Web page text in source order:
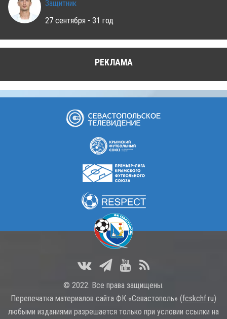
Защитник
27 сентября - 31 год
РЕКЛАМА
© 2022. Все права защищены.
Перепечатка материалов сайта ФК «Севастополь» (fcskchf.ru)
любыми изданиями разрешается только при условии ссылки на